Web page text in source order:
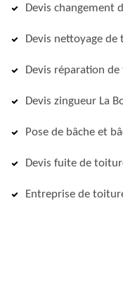
Devis changement
Devis nettoyage
Devis réparation
Devis zingueur La
Pose de bâche et
Devis fuite de
Entreprise de